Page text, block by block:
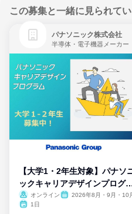
この募集と一緒に見られて
パナソニック株式会社
半導体・電子機器メーカー
【大学1・2年生対象】パナソ
ックキャリアデザインプログ
ム
オンライン
2026年8月・9月・10
1日